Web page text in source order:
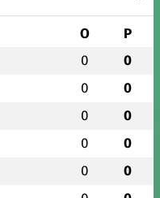
O P
0 0
0 0
0 0
0 0
0 0